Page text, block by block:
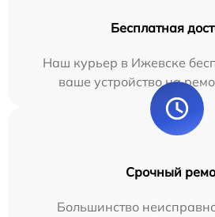
Бесплатная
Наш курьер в Ижевске
ваше устройство на
Срочный
Большинство